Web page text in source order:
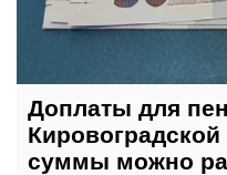
Доплаты для
Кировоградской
суммы можно